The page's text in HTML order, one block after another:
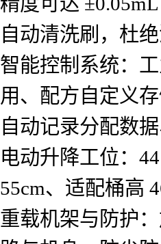
自动清洗刷，杜
智能控制系统：
用、配方自定义
自动记录分配数
电动升降工位：
55cm、适配桶高
重载机架与防护